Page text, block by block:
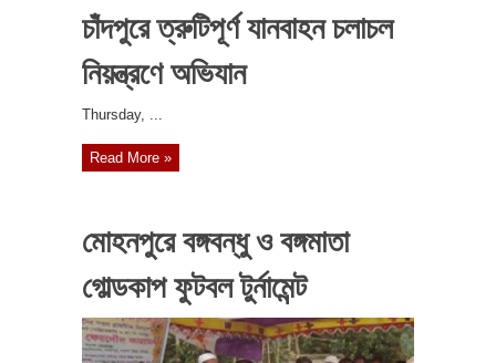
চাঁদপুরে ত্রুটিপূর্ণ যানবাহন চলাচল
নিয়ন্ত্রণে অভিযান
‎Thursday, ...
Read More »
মোহনপুরে বঙ্গবন্ধু ও বঙ্গমাতা
গোল্ডকাপ ফুটবল টুর্নামেন্ট